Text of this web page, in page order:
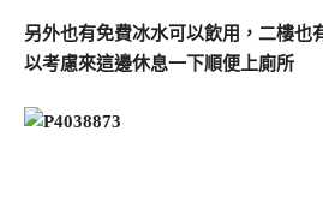
另外也有免費冰水可以飲用，二樓也
以考慮來這邊休息一下順便上廁所